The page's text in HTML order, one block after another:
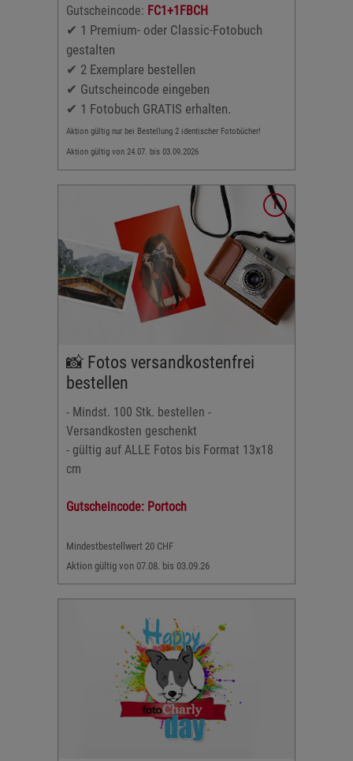
Gutscheincode: FC1+1FBCH
✔ 1 Premium- oder Classic-Fotobuch
gestalten
✔ 2 Exemplare bestellen
✔ Gutscheincode eingeben
✔ 1 Fotobuch GRATIS erhalten.
Aktion gültig nur bei Bestellung 2 identischer Fotobücher!
Aktion gültig von 24.07. bis 03.09.2026
📸 Fotos versandkostenfrei
bestellen
- Mindst. 100 Stk. bestellen -
Versandkosten geschenkt
- gültig auf ALLE Fotos bis Format 13x18
cm
Gutscheincode: Portoch
Mindestbestellwert 20 CHF
Aktion gültig von 07.08. bis 03.09.26